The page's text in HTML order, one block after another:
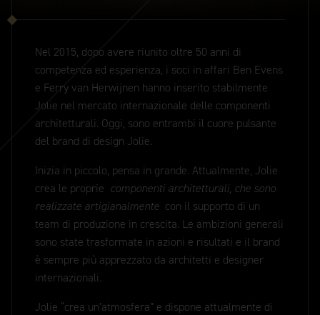
Nel 2015, dopo avere riunito oltre 50 anni di
competenza ed esperienza, i soci in affari Ben Evens
e Ferry van Herwijnen hanno inserito stabilmente
Jolie nel mercato internazionale delle componenti
architetturali. Oggi, sono entrambi il cuore pulsante
del brand di design Jolie.
Inizia in piccolo, pensa in grande. Attualmente, Jolie
crea le proprie componenti architetturali, che sono
realizzate artigianalmente con il supporto di un
team di produzione in crescita. Le ambizioni generali
sono state trasformate in azioni e risultati e il brand
è sempre più apprezzato da architetti e designer
internazionali.
Jolie “crea un’atmosfera” e dispone attualmente di